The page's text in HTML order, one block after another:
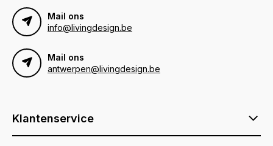
Mail ons
info@livingdesign.be
Mail ons
antwerpen@livingdesign.be
Klantenservice